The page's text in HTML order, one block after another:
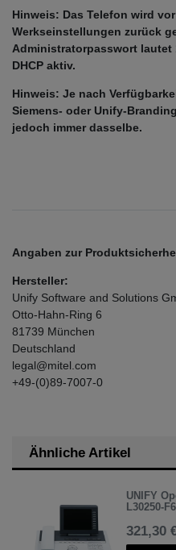
Hinweis: Das Telefon wird
Werkseinstellungen zurück
Administratorpasswort lautet
DHCP aktiv.
Hinweis: Je nach
Siemens- oder Unify-
jedoch immer dasselbe.
Angaben zur
Hersteller:
Unify Software and Solutions
Otto-Hahn-Ring 6
81739 München
Deutschland
legal@mitel.com
+49-(0)89-7007-0
Ähnliche Artikel
UNIFY
L30250-
321,30